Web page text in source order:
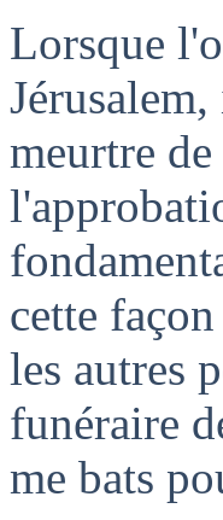
Lorsque
meurtre
cette
les autres
funéraire
me bats